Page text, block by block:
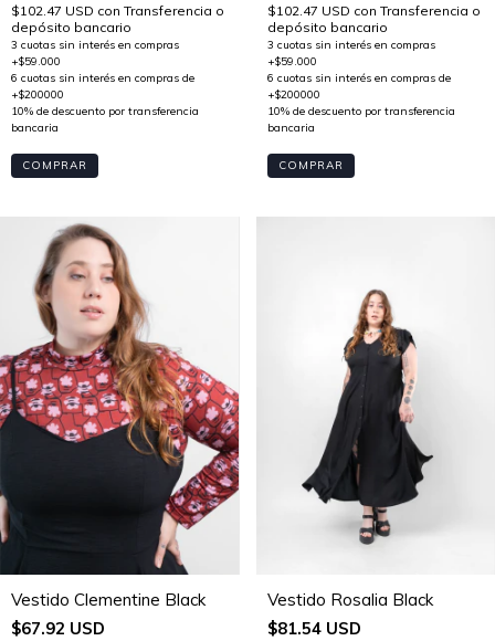
$102.47 USD con Transferencia o
depósito bancario
COMPRAR
$102.47 USD con Transferencia o
depósito bancario
COMPRAR
Vestido Clementine Black
$67.92 USD
Vestido Rosalia Black
$81.54 USD